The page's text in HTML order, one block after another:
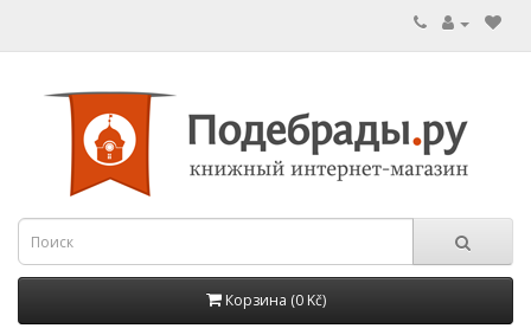
Корзина (0 Kč)